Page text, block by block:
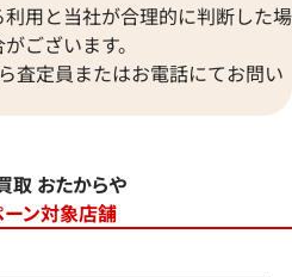
用と当社が合理的に判断した場
ございます。
査定員またはお電話にてお問い
取 おたからや
ーン対象店舗